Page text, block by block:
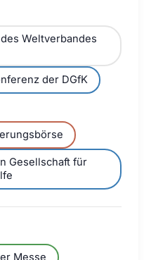
Weltverbandes
der DGfK
Gesellschaft für
Messe